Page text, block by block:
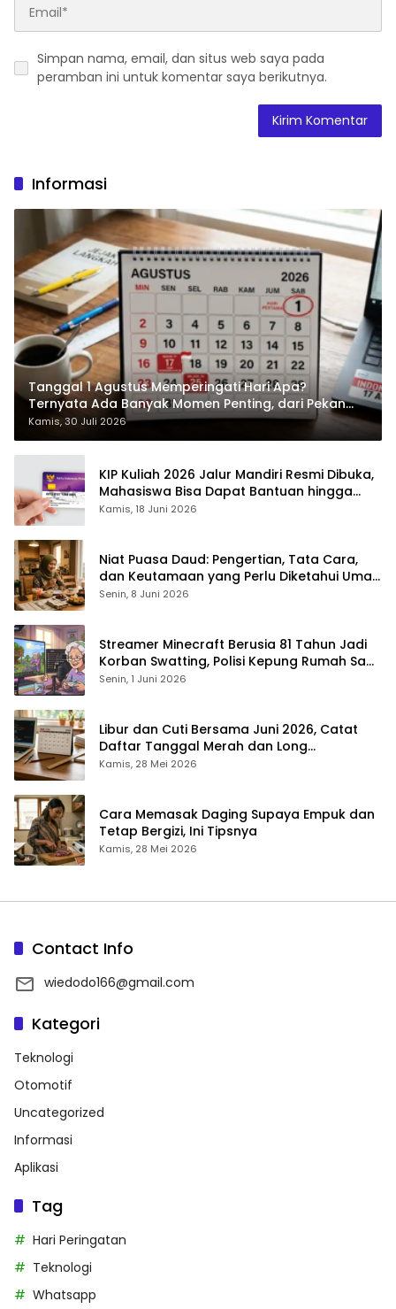
Simpan nama, email, dan situs web saya pada
peramban ini untuk komentar saya berikutnya.
Informasi
Tanggal 1 Agustus Memperingati Hari Apa?
Ternyata Ada Banyak Momen Penting, dari Pekan
ASI Sedunia hingga Hari World Wide Web
Kamis, 30 Juli 2026
KIP Kuliah 2026 Jalur Mandiri Resmi Dibuka,
Mahasiswa Bisa Dapat Bantuan hingga
Rp1,4 Juta per Bulan
Kamis, 18 Juni 2026
Niat Puasa Daud: Pengertian, Tata Cara,
dan Keutamaan yang Perlu Diketahui Umat
Muslim
Senin, 8 Juni 2026
Streamer Minecraft Berusia 81 Tahun Jadi
Korban Swatting, Polisi Kepung Rumah Saat
Siaran Langsung
Senin, 1 Juni 2026
Libur dan Cuti Bersama Juni 2026, Catat
Daftar Tanggal Merah dan Long
Weekendnya
Kamis, 28 Mei 2026
Cara Memasak Daging Supaya Empuk dan
Tetap Bergizi, Ini Tipsnya
Kamis, 28 Mei 2026
Contact Info
wiedodo166@gmail.com
Kategori
Teknologi
Otomotif
Uncategorized
Informasi
Aplikasi
Tag
Hari Peringatan
Teknologi
Whatsapp